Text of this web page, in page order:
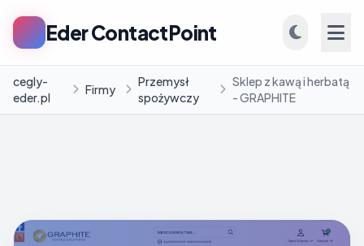
Eder ContactPoint
Blog
cegly-
eder.pl
Firmy
Przemysł
spożywczy
Sklep z kawą i herbatą
- GRAPHITE